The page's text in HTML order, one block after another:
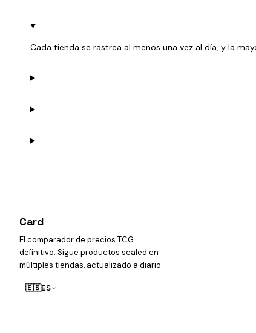
Cada tienda se rastrea al menos una vez al día, y la
Card
El comparador de precios TCG
definitivo. Sigue productos sealed en
múltiples tiendas, actualizado a diario.
🇪🇸ES